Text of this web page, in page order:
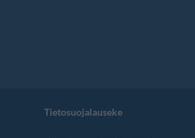
Tietosuojalauseke